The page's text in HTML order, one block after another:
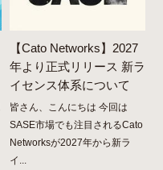
【Cato Networks】2027
年より正式リリース 新ラ
イセンス体系について
皆さん、こんにちは 今回は
SASE市場でも注目されるCato
Networksが2027年から新ラ
イ...